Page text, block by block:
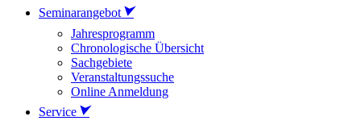
Seminarangebot
Jahresprogramm
Chronologische Übersicht
Sachgebiete
Veranstaltungssuche
Online Anmeldung
Service